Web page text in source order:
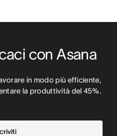
con Asana
in modo più efficiente,
la produttività del 45%.